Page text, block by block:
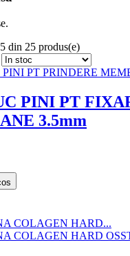
din 25 produs(e)
PINI PT
3.5mm